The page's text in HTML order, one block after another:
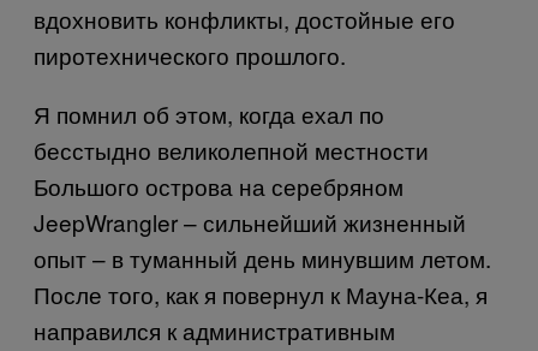
вдохновить конфликты, достойные его
пиротехнического прошлого.
Я помнил об этом, когда ехал по
бесстыдно великолепной местности
Большого острова на серебряном
JeepWrangler– сильнейший жизненный
опыт – в туманный день минувшим летом.
После того, как я повернул к Мауна-Кеа, я
направился к административным